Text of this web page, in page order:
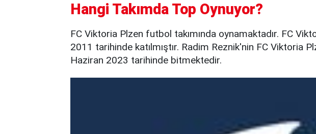
Hangi Takımda Top Oynuyor?
FC Viktoria Plzen futbol takımında oynamaktadır. FC
2011 tarihinde katılmıştır. Radim Reznik'nin FC Viktoria
Haziran 2023 tarihinde bitmektedir.